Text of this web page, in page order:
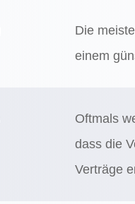
Die
einem
Oftmals
dass die
Verträge